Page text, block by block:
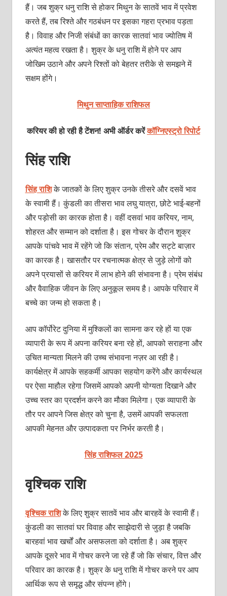
हैं। जब शुक्र धनु राशि से होकर मिथुन के सातवें भाव में प्रवेश
करते हैं, तब रिश्‍ते और गठबंधन पर इसका गहरा प्रभाव पड़ता
है। विवाह और निजी संबंधों का कारक सातवां भाव ज्‍योतिष में
अत्‍यंत महत्‍व रखता है। शुक्र के धनु राशि में होने पर आप
जोखिम उठाने और अपने रिश्‍तों को बेहतर तरीके से समझने में
सक्षम होंगे।
मिथुन साप्ताहिक राशिफल
करियर की हो रही है टेंशन! अभी ऑर्डर करेंकॉग्निएस्ट्रो रिपोर्ट
सिंह राशि
सिंह राशिके जातकों के लिए शुक्र उनके तीसरे और दसवें भाव
के स्‍वामी हैं। कुंडली का तीसरा भाव लघु यात्रा, छोटे भाई-बहनों
और पड़ोसी का कारक होता है। वहीं दसवां भाव करियर, नाम,
शोहरत और सम्‍मान को दर्शाता है। इस गोचर के दौरान शुक्र
आपके पांचवे भाव में रहेंगे जो कि संतान, प्रेम और सट्टे बाज़ार
का कारक है। खासतौर पर रचनात्‍मक क्षेत्र से जुड़े लोगों को
अपने प्रयासों से करियर में लाभ होने की संभावना है। प्रेम संबंध
और वैवाहिक जीवन के लिए अनुकूल समय है। आपके परिवार में
बच्‍चे का जन्‍म हो सकता है।
आप कॉर्पोरेट दुनिया में मुश्किलों का सामना कर रहे हों या एक
व्यापारी के रूप में अपना करियर बना रहे हों, आपको सराहना और
उचित मान्यता मिलने की उच्च संभावना नज़र आ रही है।
कार्यक्षेत्र में आपके सहकर्मी आपका सहयोग करेंगे और कार्यस्‍थल
पर ऐसा माहौल रहेगा जिसमें आपको अपनी योग्‍यता दिखाने और
उच्‍च स्‍तर का प्रदर्शन करने का मौका मिलेगा। एक व्‍यापारी के
तौर पर आपने जिस क्षेत्र को चुना है, उसमें आपकी सफलता
आपकी मेहनत और उत्‍पादकता पर निर्भर करती है।
सिंह राशिफल 2025
वृश्चिक राशि
वृश्चिक राशिके लिए शुक्र सातवें भाव और बारहवें के स्‍वामी हैं।
कुंडली का सातवां घर विवाह और साझेदारी से जुड़ा है जबकि
बारहवां भाव खर्चों और असफलता को दर्शाता है। अब शुक्र
आपके दूसरे भाव में गोचर करने जा रहे हैं जो कि संचार, वित्त और
परिवार का कारक है। शुक्र के धनु राशि में गोचर करने पर आप
आर्थिक रूप से समृद्ध और संपन्‍न होंगे।